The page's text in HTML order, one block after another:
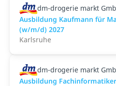
dm-drogerie markt
Ausbildung Kaufmann für
(w/m/d) 2027
Karlsruhe
dm-drogerie markt
Ausbildung